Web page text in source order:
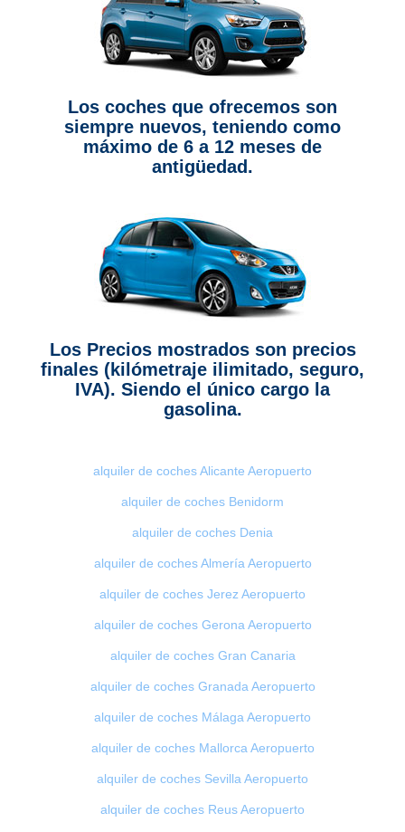
Los coches que ofrecemos son
siempre nuevos, teniendo como
máximo de 6 a 12 meses de
antigüedad.
Los Precios mostrados son precios
finales (kilómetraje ilimitado, seguro,
IVA). Siendo el único cargo la
gasolina.
alquiler de coches Alicante Aeropuerto
alquiler de coches Benidorm
alquiler de coches Denia
alquiler de coches Almería Aeropuerto
alquiler de coches Jerez Aeropuerto
alquiler de coches Gerona Aeropuerto
alquiler de coches Gran Canaria
alquiler de coches Granada Aeropuerto
alquiler de coches Málaga Aeropuerto
alquiler de coches Mallorca Aeropuerto
alquiler de coches Sevilla Aeropuerto
alquiler de coches Reus Aeropuerto